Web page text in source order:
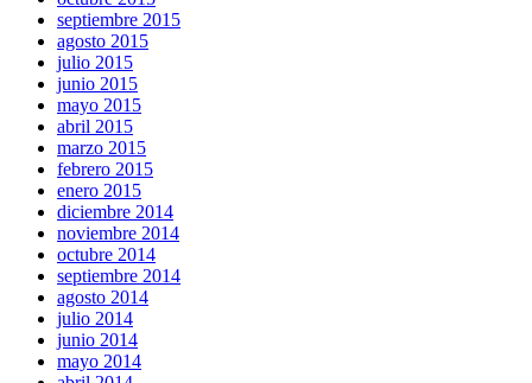
septiembre 2015
agosto 2015
julio 2015
junio 2015
mayo 2015
abril 2015
marzo 2015
febrero 2015
enero 2015
diciembre 2014
noviembre 2014
octubre 2014
septiembre 2014
agosto 2014
julio 2014
junio 2014
mayo 2014